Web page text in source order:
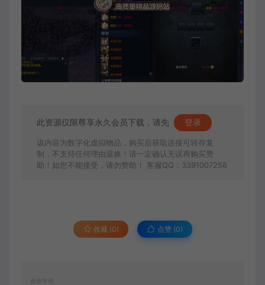
此资源仅限尊享永久会员下载，请先 登录
该内容为数字化虚拟物品，购买后获取连接可转存复
制，不支持任何理由退换！请一定确认无误再购买赞
助！如您不能接受，请勿赞助！ 客服QQ：3391007258
收藏 (0) 点赞 (0)
免责申明